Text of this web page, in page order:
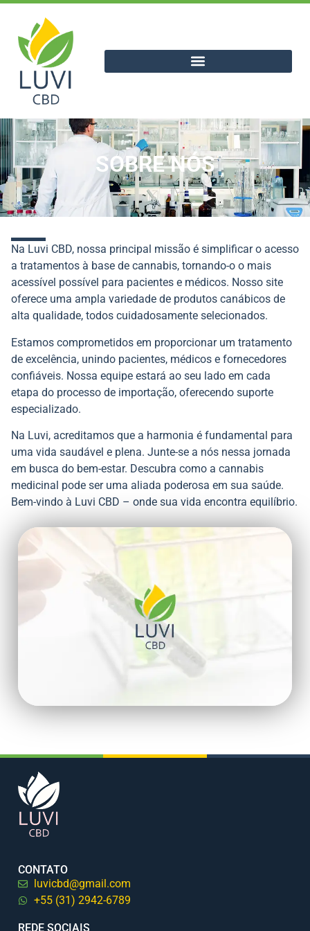
SOBRE NÓS
Na Luvi CBD, nossa principal missão é simplificar o acesso
a tratamentos à base de cannabis, tornando-o o mais
acessível possível para pacientes e médicos. Nosso site
oferece uma ampla variedade de produtos canábicos de
alta qualidade, todos cuidadosamente selecionados.
Estamos comprometidos em proporcionar um tratamento
de excelência, unindo pacientes, médicos e fornecedores
confiáveis. Nossa equipe estará ao seu lado em cada
etapa do processo de importação, oferecendo suporte
especializado.
Na Luvi, acreditamos que a harmonia é fundamental para
uma vida saudável e plena. Junte-se a nós nessa jornada
em busca do bem-estar. Descubra como a cannabis
medicinal pode ser uma aliada poderosa em sua saúde.
Bem-vindo à Luvi CBD – onde sua vida encontra equilíbrio.
CONTATO
luvicbd@gmail.com
+55 (31) 2942-6789
REDE SOCIAIS